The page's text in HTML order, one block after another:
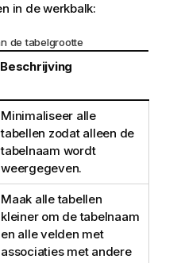
in de werkbalk:
de tabelgrootte
Beschrijving
Minimaliseer alle
tabellen zodat alleen de
tabelnaam wordt
weergegeven.
Maak alle tabellen
kleiner om de tabelnaam
en alle velden met
associaties met andere